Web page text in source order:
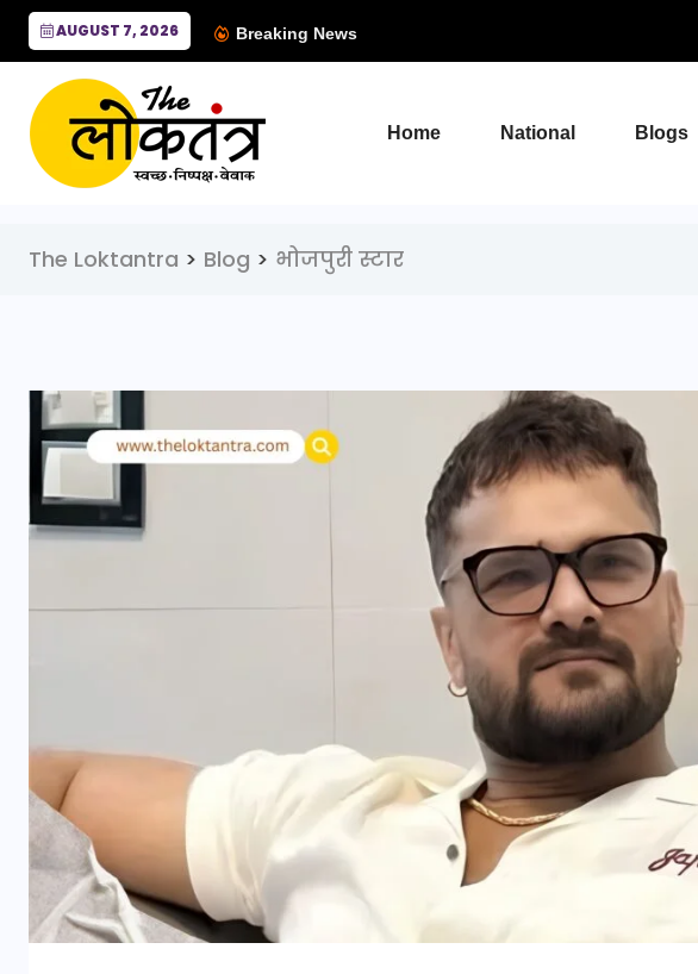
AUGUST 7, 2026 Breaking News
Home National Blogs
The Loktantra > Blog > भोजपुरी स्टार